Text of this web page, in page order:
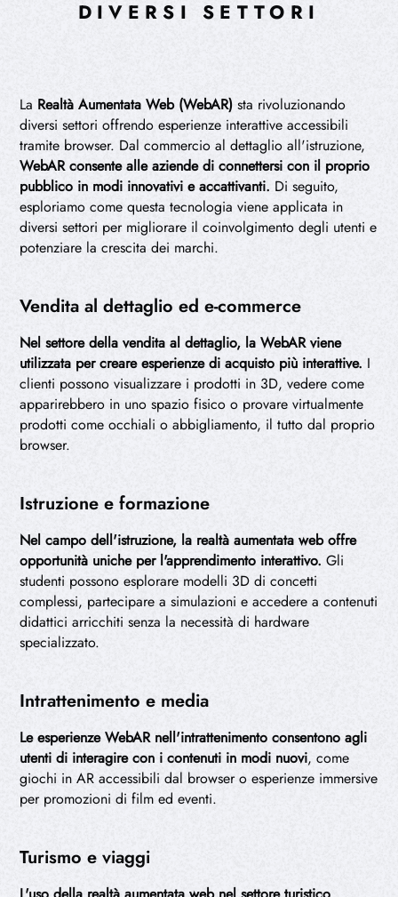
DIVERSI SETTORI
La Realtà Aumentata Web (WebAR) sta rivoluzionando
diversi settori offrendo esperienze interattive accessibili
tramite browser. Dal commercio al dettaglio all'istruzione,
WebAR consente alle aziende di connettersi con il proprio
pubblico in modi innovativi e accattivanti. Di seguito,
esploriamo come questa tecnologia viene applicata in
diversi settori per migliorare il coinvolgimento degli utenti e
potenziare la crescita dei marchi.
Vendita al dettaglio ed e-commerce
Nel settore della vendita al dettaglio, la WebAR viene
utilizzata per creare esperienze di acquisto più interattive. I
clienti possono visualizzare i prodotti in 3D, vedere come
apparirebbero in uno spazio fisico o provare virtualmente
prodotti come occhiali o abbigliamento, il tutto dal proprio
browser.
Istruzione e formazione
Nel campo dell'istruzione, la realtà aumentata web offre
opportunità uniche per l'apprendimento interattivo. Gli
studenti possono esplorare modelli 3D di concetti
complessi, partecipare a simulazioni e accedere a contenuti
didattici arricchiti senza la necessità di hardware
specializzato.
Intrattenimento e media
Le esperienze WebAR nell'intrattenimento consentono agli
utenti di interagire con i contenuti in modi nuovi, come
giochi in AR accessibili dal browser o esperienze immersive
per promozioni di film ed eventi.
Turismo e viaggi